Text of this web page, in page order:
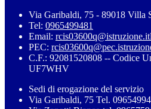
Via Garibaldi, 75 - 89018 Villa
Tel: 0965499481
Email: rcis03600q@istruzione.it
PEC:
C.F.: 92081520808 -- Codice
UF7WHV
Sedi di erogazione del servizio
Via Garibaldi, 75 Tel.